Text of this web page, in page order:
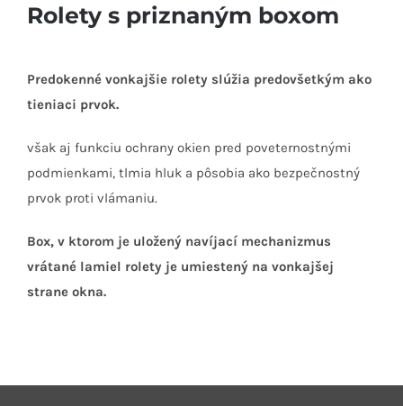
Rolety s priznaným boxom
Predokenné vonkajšie rolety slúžia predovšetkým ako
tieniaci prvok.
však aj funkciu ochrany okien pred poveternostnými
podmienkami, tlmia hluk a pôsobia ako bezpečnostný
prvok proti vlámaniu.
Box, v ktorom je uložený navíjací mechanizmus
vrátané lamiel rolety je umiestený na vonkajšej
strane okna.